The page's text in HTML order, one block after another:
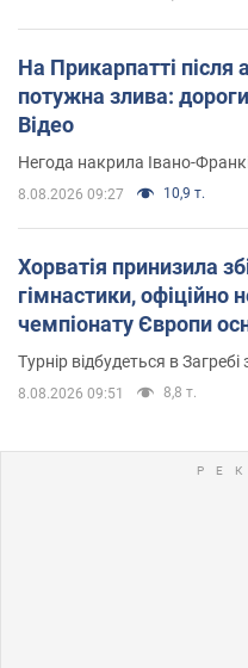
На Прикарпатті
потужна злива:
Відео
Негода накрила Івано-
8.08.2026 09:27 10,9 т.
Хорватія принизила
гімнастики, офіційно
чемпіонату Європи
Турнір відбудеться в
8.08.2026 09:51 8,8 т.